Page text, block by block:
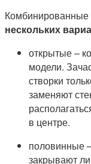
нескольких
открытые –
модели.
створки
заменяют
в центре.
половинные
закрывают